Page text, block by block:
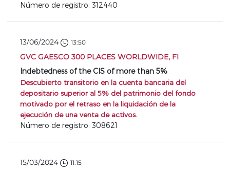
Número de registro: 312440
13/06/2024 13:50
GVC GAESCO 300 PLACES WORLDWIDE, FI
Indebtedness of the CIS of more than 5%
Descubierto transitorio en la cuenta bancaria del
depositario superior al 5% del patrimonio del fondo
motivado por el retraso en la liquidación de la
ejecución de una venta de activos.
Número de registro: 308621
15/03/2024 11:15